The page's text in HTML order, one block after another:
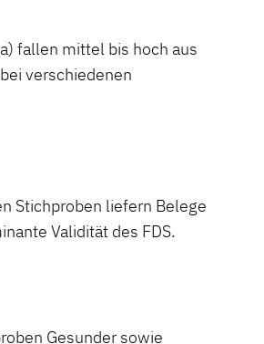
fallen mittel bis hoch aus
verschiedenen
Stichproben liefern Belege
Validität des FDS.
Gesunder sowie